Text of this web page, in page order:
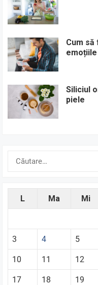
Cum
Siliciul
piele
L Ma Mi
3 4 5
10 11 12
17 18 19